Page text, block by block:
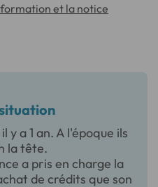
et la notice
y a 1 an. A l'époque ils
la tête.
a pris en charge la
de crédits que son